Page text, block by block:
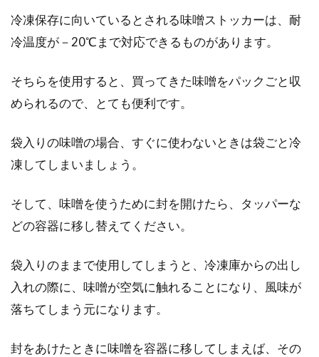
冷凍保存に向いているとされる味噌ストッカーは、耐
冷温度が－20℃まで対応できるものがあります。
そちらを使用すると、買ってきた味噌をパックごと収
められるので、とても便利です。
袋入りの味噌の場合、すぐに使わないときは袋ごと冷
凍してしまいましょう。
そして、味噌を使うために封を開けたら、タッパーな
どの容器に移し替えてください。
袋入りのままで使用してしまうと、冷凍庫からの出し
入れの際に、味噌が空気に触れることになり、風味が
落ちてしまう元になります。
封をあけたときに味噌を容器に移してしまえば、その